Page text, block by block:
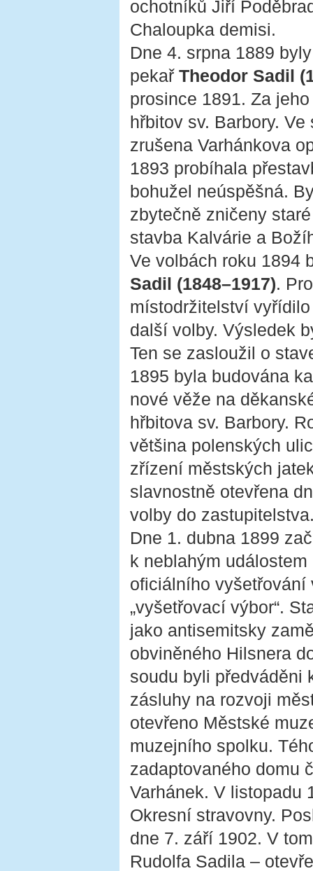
ochotníků Jiří
Chaloupka demisi.
Dne 4. srpna 1889
pekař Theodor Sadil
prosince 1891. Za
hřbitov sv. Barbory.
zrušena Varhánkova
1893 probíhala
bohužel neúspěšná.
zbytečně zničeny
stavba Kalvárie a
Ve volbách roku 1894
Sadil (1848–1917).
místodržitelství
další volby. Výsledek
Ten se zasloužil o
1895 byla budována
nové věže na
hřbitova sv. Barbory.
většina polenských
zřízení městských
slavnostně otevřena
volby do
Dne 1. dubna 1899
k neblahým
oficiálního vyšetřování
„vyšetřovací výbor“.
jako antisemitsky
obviněného Hilsnera
soudu byli předváděni
zásluhy na rozvoji
otevřeno Městské
muzejního spolku.
zadaptovaného domu
Varhánek. V listopadu
Okresní stravovny.
dne 7. září 1902. V
Rudolfa Sadila –